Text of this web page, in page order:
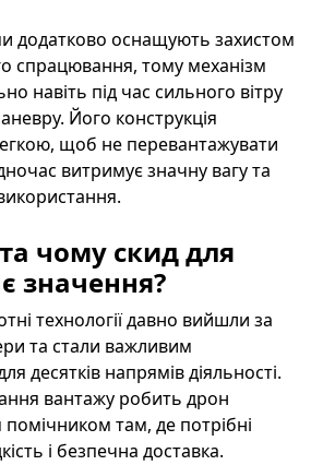
додатково оснащують захистом
спрацювання, тому механізм
навіть під час сильного вітру
Його конструкція
щоб не перевантажувати
витримує значну вагу та
чому скид для
значення?
технології давно вийшли за
та стали важливим
десятків напрямів діяльності.
вантажу робить дрон
там, де потрібні
і безпечна доставка.